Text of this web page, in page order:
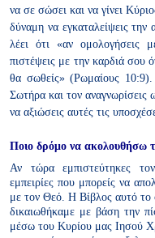
να σε σώσει και να γίνει
δύναμη να εγκαταλείψεις την
λέει ότι «αν
πιστέψεις με την καρδιά σου
θα σωθείς» (Ρωμαίους 10:9).
Σωτήρα και τον αναγνωρίσεις
να αξιώσεις αυτές τις
Ποιο δρόμο να ακολουθήσω
Αν τώρα εμπιστεύτηκες
εμπειρίες που μπορείς να
με τον Θεό. Η Βίβλος αυτό το
δικαιωθήκαμε με βάση την
μέσω του Κυρίου μας Ιησού